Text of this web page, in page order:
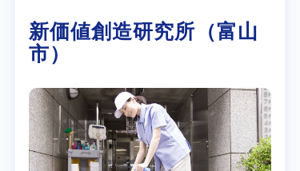
新価値創造研究所（富山
市）